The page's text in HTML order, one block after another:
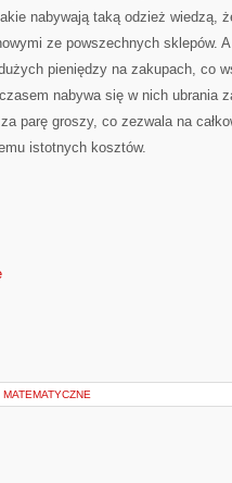
nabywają taką odzież wiedzą,
ze powszechnych sklepów.
pieniędzy na zakupach, co
nabywa się w nich ubrania
parę groszy, co zezwala na
istotnych kosztów.